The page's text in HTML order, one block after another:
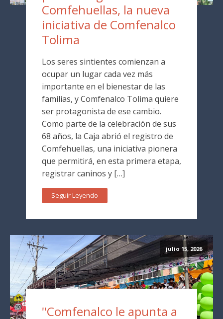
Comfehuellas, la nueva
iniciativa de Comfenalco
Tolima
Los seres sintientes comienzan a
ocupar un lugar cada vez más
importante en el bienestar de las
familias, y Comfenalco Tolima quiere
ser protagonista de ese cambio.
Como parte de la celebración de sus
68 años, la Caja abrió el registro de
Comfehuellas, una iniciativa pionera
que permitirá, en esta primera etapa,
registrar caninos y […]
Seguir Leyendo
julio 15, 2026
"Comfenalco le apunta a